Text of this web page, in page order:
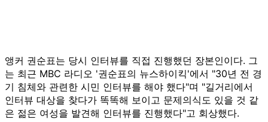
앵커 권순표는 당시 인터뷰를 직접 진행했던 장본인이다. 그
는 최근 MBC 라디오 '권순표의 뉴스하이킥'에서 "30년 전 경
기 침체와 관련한 시민 인터뷰를 해야 했다"며 "길거리에서
인터뷰 대상을 찾다가 똑똑해 보이고 문제의식도 있을 것 같
은 젊은 여성을 발견해 인터뷰를 진행했다"고 회상했다.